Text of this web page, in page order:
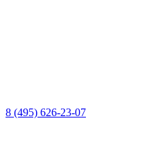
8 (495) 626-23-07